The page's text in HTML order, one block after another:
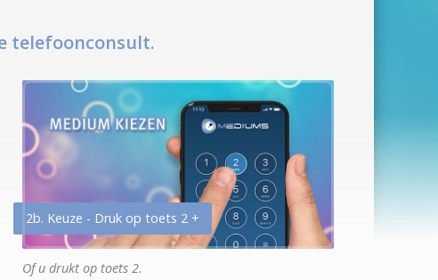
telefoonconsult.
2b. Keuze - Druk op toets 2 +
Of u drukt op toets 2.